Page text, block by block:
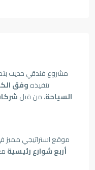
مشروع فندقي حديث
تنفيذهوفق
السياحة، من قبل
موقع استراتيجي مميز
أربع شوارع رئيسية